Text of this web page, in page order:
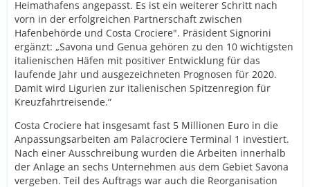
Heimathafens angepasst. Es ist ein weiterer Schritt nach
vorn in der erfolgreichen Partnerschaft zwischen
Hafenbehörde und Costa Crociere". Präsident Signorini
ergänzt: „Savona und Genua gehören zu den 10 wichtigsten
italienischen Häfen mit positiver Entwicklung für das
laufende Jahr und ausgezeichneten Prognosen für 2020.
Damit wird Ligurien zur italienischen Spitzenregion für
Kreuzfahrtreisende.“
Costa Crociere hat insgesamt fast 5 Millionen Euro in die
Anpassungsarbeiten am Palacrociere Terminal 1 investiert.
Nach einer Ausschreibung wurden die Arbeiten innerhalb
der Anlage an sechs Unternehmen aus dem Gebiet Savona
vergeben. Teil des Auftrags war auch die Reorganisation